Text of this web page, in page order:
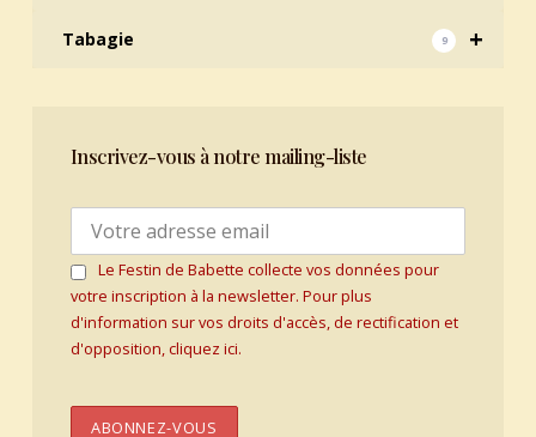
+
Tabagie 9
Inscrivez-vous à notre mailing-liste
Le Festin de Babette collecte vos données pour
votre inscription à la newsletter. Pour plus
d'information sur vos droits d'accès, de rectification et
d'opposition, cliquez ici.